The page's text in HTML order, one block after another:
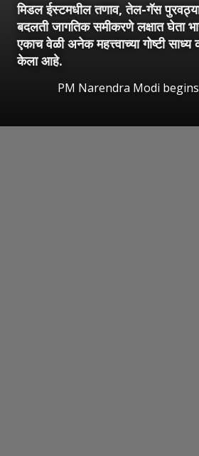
मिडल ईस्टमधील तणाव, तेल-गॅस
बदलती जागतिक समीकरणे लक्षात घेता
एकाच वेळी अनेक महत्त्वाच्या गोष्टी
केला आहे.
PM Narendra Modi